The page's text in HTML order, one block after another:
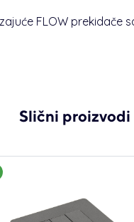
FLOW prekidače
Slični proizvodi